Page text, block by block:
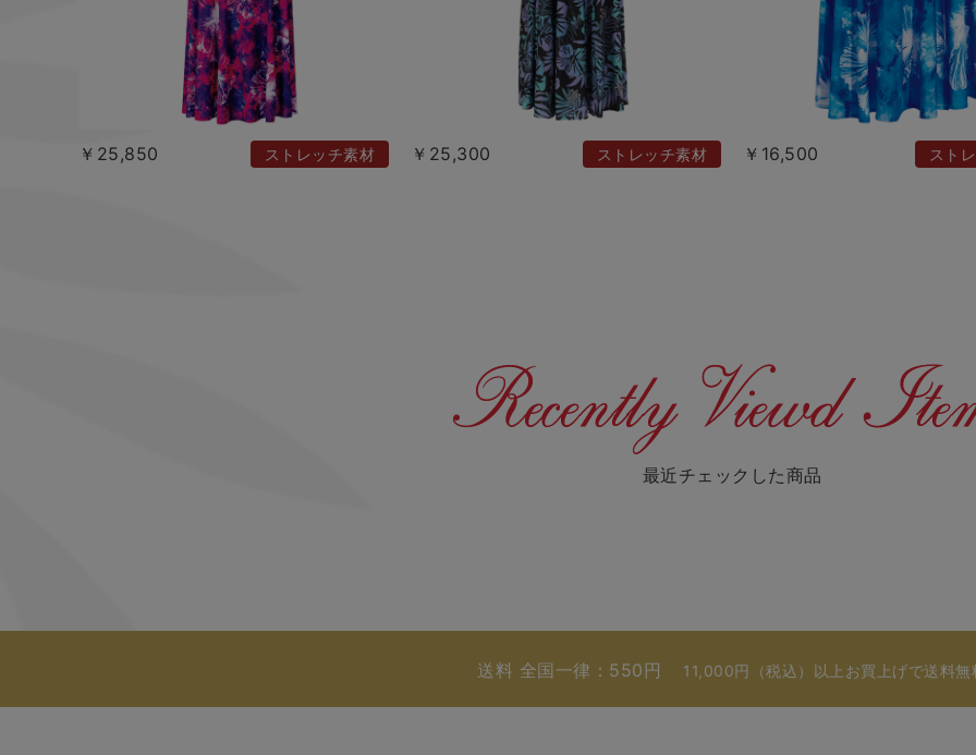
￥25,850 ストレッチ素材 ￥25,300 ストレッチ素材 ￥16,500 スト
最近チェックした商品
送料 全国一律：550円 11,000円（税込）以上お買上げで送料無